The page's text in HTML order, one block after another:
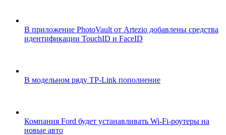
В приложение PhotoVault от Artezio добавлены средства
идентификации TouchID и FaceID
В модельном ряду TP-Link пополнение
Компания Ford будет устанавливать Wi-Fi-роутеры на
новые авто